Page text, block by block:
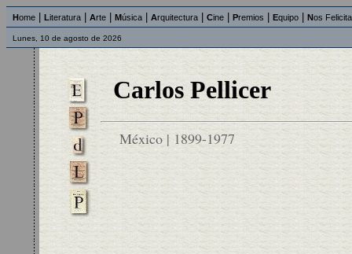
Home Literatura Arte Música Arquitectura Cine Premios Equipo Nos
Lunes, 10 de agosto de 2026
Carlos Pellicer
México | 1899-1977